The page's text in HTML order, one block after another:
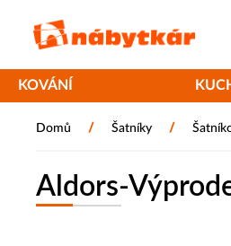
KOVÁNÍ
Domů / Šatníky /
Aldors-